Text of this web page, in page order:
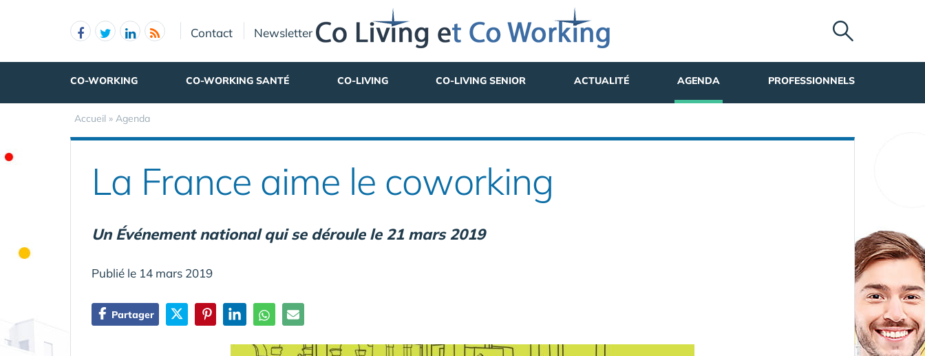
Contact Newsletter
CO-WORKING CO-WORKING SANTÉ CO-LIVING CO-LIVING SENIOR ACTUALITÉ AGENDA PROFESSIONNELS
Accueil » Agenda
La France aime le coworking
Un Événement national qui se déroule le 21 mars 2019
Publié le 14 mars 2019
Partager